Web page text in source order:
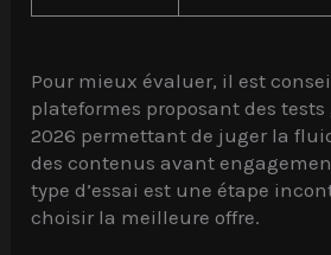
Pour mieux évaluer, il est
plateformes proposant des tests
2026 permettant de juger la
des contenus avant
type d’essai est une étape
choisir la meilleure offre.